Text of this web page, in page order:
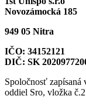
Novozámocká 185
949 05 Nitra
IČO: 34152121
DIČ: SK
Spoločnosť zapísaná
oddiel Sro, vložka